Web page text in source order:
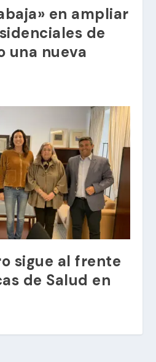
en ampliar
de
una nueva
sigue al frente
de Salud en